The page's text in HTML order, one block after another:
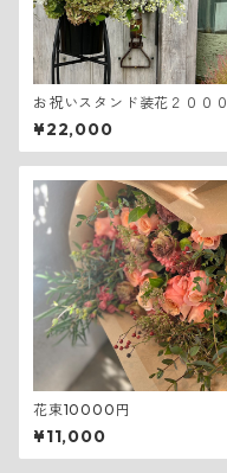
お祝いスタンド装花２０００
０円
¥22,000
花束10000円
¥11,000